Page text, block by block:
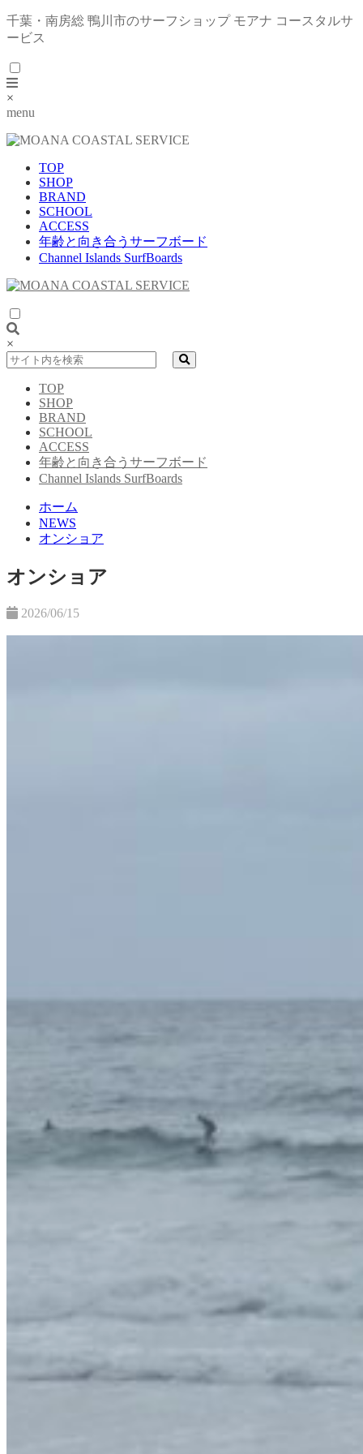
千葉・南房総 鴨川市のサーフショップ モアナ コースタルサ
ービス
×
menu
TOP
SHOP
BRAND
SCHOOL
ACCESS
年齢と向き合うサーフボード
Channel Islands SurfBoards
×
TOP
SHOP
BRAND
SCHOOL
ACCESS
年齢と向き合うサーフボード
Channel Islands SurfBoards
ホーム
NEWS
オンショア
オンショア
2026/06/15